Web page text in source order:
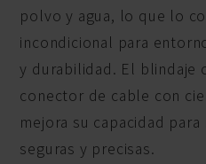
polvo y agua, lo que lo
incondicional para
y durabilidad. El blindaje
conector de cable con
mejora su capacidad
seguras y precisas.